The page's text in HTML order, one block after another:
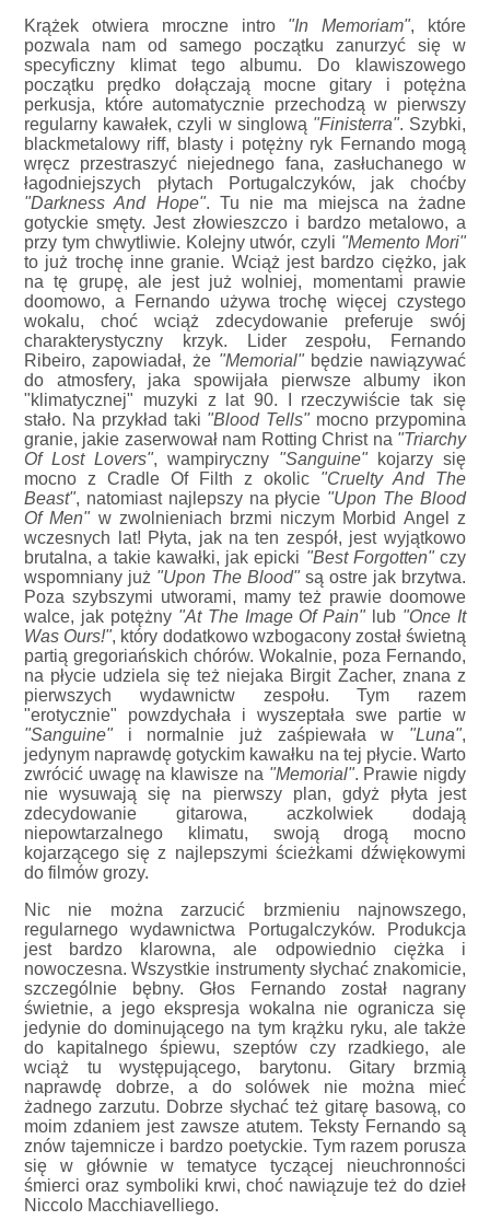
Krążek otwiera mroczne intro "In Memoriam", które
pozwala nam od samego początku zanurzyć się w
specyficzny klimat tego albumu. Do klawiszowego
początku prędko dołączają mocne gitary i potężna
perkusja, które automatycznie przechodzą w pierwszy
regularny kawałek, czyli w singlową "Finisterra". Szybki,
blackmetalowy riff, blasty i potężny ryk Fernando mogą
wręcz przestraszyć niejednego fana, zasłuchanego w
łagodniejszych płytach Portugalczyków, jak choćby
"Darkness And Hope". Tu nie ma miejsca na żadne
gotyckie smęty. Jest złowieszczo i bardzo metalowo, a
przy tym chwytliwie. Kolejny utwór, czyli "Memento Mori"
to już trochę inne granie. Wciąż jest bardzo ciężko, jak
na tę grupę, ale jest już wolniej, momentami prawie
doomowo, a Fernando używa trochę więcej czystego
wokalu, choć wciąż zdecydowanie preferuje swój
charakterystyczny krzyk. Lider zespołu, Fernando
Ribeiro, zapowiadał, że "Memorial"będzie nawiązywać
do atmosfery, jaka spowijała pierwsze albumy ikon
"klimatycznej" muzyki z lat 90. I rzeczywiście tak się
stało. Na przykład taki "Blood Tells"mocno przypomina
granie, jakie zaserwował nam Rotting Christ na "Triarchy
Of Lost Lovers", wampiryczny "Sanguine"kojarzy się
mocno z Cradle Of Filth z okolic "Cruelty And The
Beast", natomiast najlepszy na płycie "Upon The Blood
Of Men"w zwolnieniach brzmi niczym Morbid Angel z
wczesnych lat! Płyta, jak na ten zespół, jest wyjątkowo
brutalna, a takie kawałki, jak epicki "Best Forgotten"czy
wspomniany już "Upon The Blood"są ostre jak brzytwa.
Poza szybszymi utworami, mamy też prawie doomowe
walce, jak potężny "At The Image Of Pain"lub "Once It
Was Ours!", który dodatkowo wzbogacony został świetną
partią gregoriańskich chórów. Wokalnie, poza Fernando,
na płycie udziela się też niejaka Birgit Zacher, znana z
pierwszych wydawnictw zespołu. Tym razem
"erotycznie" powzdychała i wyszeptała swe partie w
"Sanguine"i normalnie już zaśpiewała w "Luna",
jedynym naprawdę gotyckim kawałku na tej płycie. Warto
zwrócić uwagę na klawisze na "Memorial". Prawie nigdy
nie wysuwają się na pierwszy plan, gdyż płyta jest
zdecydowanie gitarowa, aczkolwiek dodają
niepowtarzalnego klimatu, swoją drogą mocno
kojarzącego się z najlepszymi ścieżkami dźwiękowymi
do filmów grozy.
Nic nie można zarzucić brzmieniu najnowszego,
regularnego wydawnictwa Portugalczyków. Produkcja
jest bardzo klarowna, ale odpowiednio ciężka i
nowoczesna. Wszystkie instrumenty słychać znakomicie,
szczególnie bębny. Głos Fernando został nagrany
świetnie, a jego ekspresja wokalna nie ogranicza się
jedynie do dominującego na tym krążku ryku, ale także
do kapitalnego śpiewu, szeptów czy rzadkiego, ale
wciąż tu występującego, barytonu. Gitary brzmią
naprawdę dobrze, a do solówek nie można mieć
żadnego zarzutu. Dobrze słychać też gitarę basową, co
moim zdaniem jest zawsze atutem. Teksty Fernando są
znów tajemnicze i bardzo poetyckie. Tym razem porusza
się w głównie w tematyce tyczącej nieuchronności
śmierci oraz symboliki krwi, choć nawiązuje też do dzieł
Niccolo Macchiavelliego.